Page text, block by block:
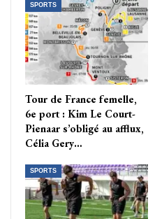
SPORTS
Tour de France femelle,
6e port : Kim Le Court-
Pienaar s’obligé au afflux,
Célia Gery…
SPORTS